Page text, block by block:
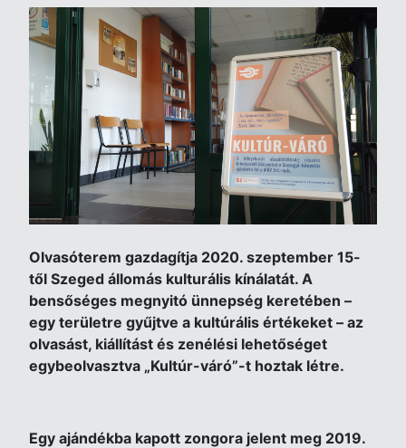
Olvasóterem gazdagítja 2020. szeptember 15-
től Szeged állomás kulturális kínálatát. A
bensőséges megnyitó ünnepség keretében –
egy területre gyűjtve a kultúrális értékeket – az
olvasást, kiállítást és zenélési lehetőséget
egybeolvasztva „Kultúr-váró”-t hoztak létre.
Egy ajándékba kapott zongora jelent meg 2019.